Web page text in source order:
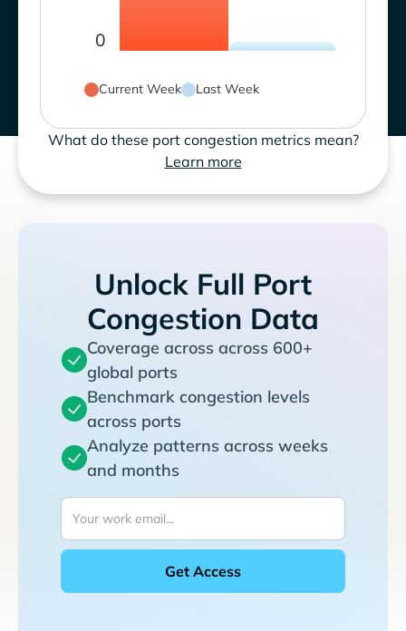
0
Current Week Last Week
What do these port congestion metrics mean?
Learn more
Unlock Full Port
Congestion Data
Coverage across across 600+
global ports
Benchmark congestion levels
across ports
Analyze patterns across weeks
and months